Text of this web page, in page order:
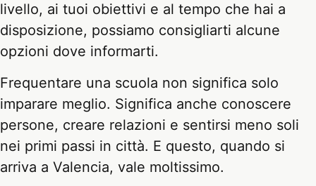
livello, ai tuoi obiettivi e al tempo che hai a
disposizione, possiamo consigliarti alcune
opzioni dove informarti.
Frequentare una scuola non significa solo
imparare meglio. Significa anche conoscere
persone, creare relazioni e sentirsi meno soli
nei primi passi in città. E questo, quando si
arriva a Valencia, vale moltissimo.